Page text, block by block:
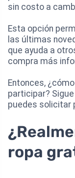
sin costo a
Esta opción
las últimas
que ayuda a
compra más
Entonces,
participar?
puedes solicitar
ropa